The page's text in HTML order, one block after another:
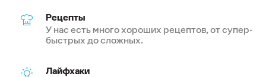
Рецепты
У нас есть много хороших рецептов, от супер-
быстрых до сложных.
Лайфхаки